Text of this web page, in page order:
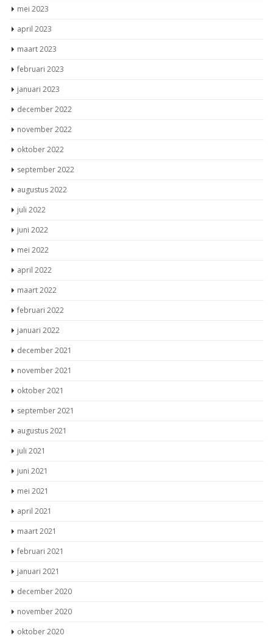
mei 2023
april 2023
maart 2023
februari 2023
januari 2023
december 2022
november 2022
oktober 2022
september 2022
augustus 2022
juli 2022
juni 2022
mei 2022
april 2022
maart 2022
februari 2022
januari 2022
december 2021
november 2021
oktober 2021
september 2021
augustus 2021
juli 2021
juni 2021
mei 2021
april 2021
maart 2021
februari 2021
januari 2021
december 2020
november 2020
oktober 2020